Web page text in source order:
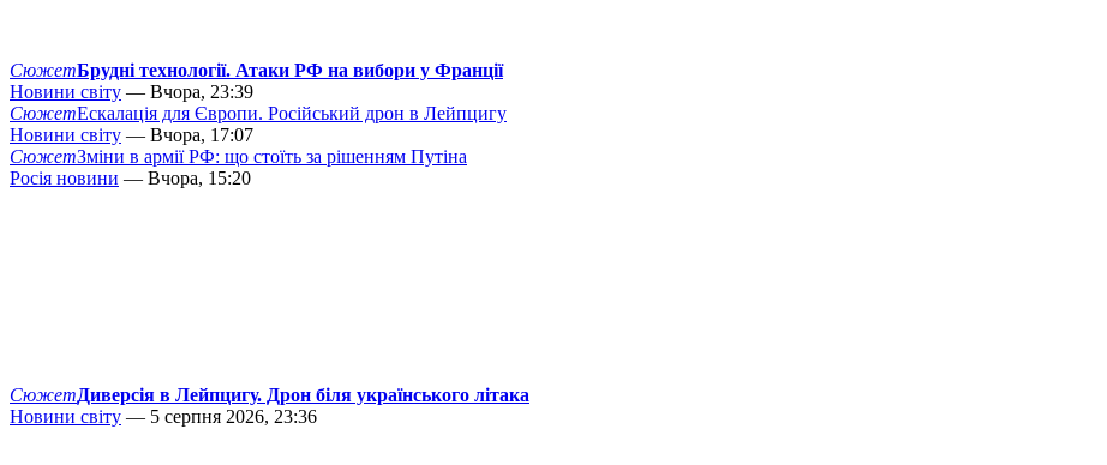
СюжетБрудні технології. Атаки РФ на вибори у Франції
Новини світу — Вчора, 23:39
СюжетЕскалація для Європи. Російський дрон в Лейпцигу
Новини світу — Вчора, 17:07
СюжетЗміни в армії РФ: що стоїть за рішенням Путіна
Росія новини — Вчора, 15:20
СюжетДиверсія в Лейпцигу. Дрон біля українського літака
Новини світу — 5 серпня 2026, 23:36